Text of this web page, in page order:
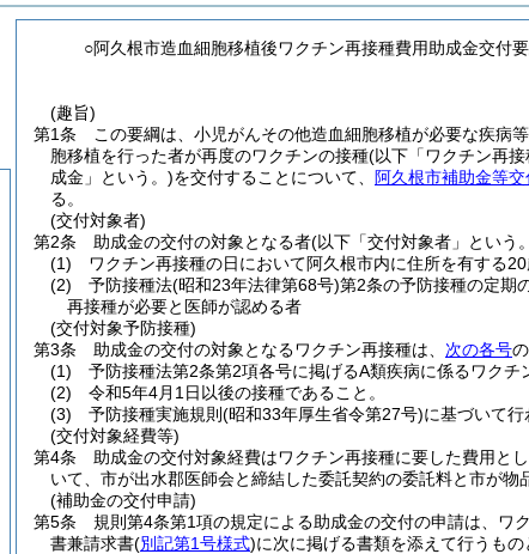
○阿久根市造血細胞移植後ワクチン再接種費用助成金交付
(趣旨)
第1条
この要綱は、小児がんその他造血細胞移植が必要な疾病
胞移植を行った者が再度のワクチンの接種(以下「ワクチン再
成金」という。)を交付することについて、 阿久根市補助金等交
る。
(交付対象者)
第2条
助成金の交付の対象となる者(以下「交付対象者」という
(1)
ワクチン再接種の日において阿久根市内に住所を有する
(2)
予防接種法(昭和23年法律第68号)第2条の予防接種の定期
再接種が必要と医師が認める者
(交付対象予防接種)
第3条
助成金の交付の対象となるワクチン再接種は、 次の各号
(1)
予防接種法第2条第2項各号に掲げるA類疾病に係るワクチ
(2)
令和5年4月1日以後の接種であること。
(3)
予防接種実施規則 (昭和33年厚生省令第27号)に基づいて行
(交付対象経費等)
第4条
助成金の交付対象経費はワクチン再接種に要した費用と
いて、市が出水郡医師会と締結した委託契約の委託料と市が
(補助金の交付申請)
第5条
規則第4条第1項の規定による助成金の交付の申請は、ワ
書兼請求書(別記第1号様式)に次に掲げる書類を添えて行うもの